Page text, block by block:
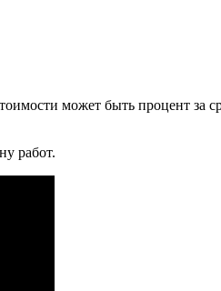
может быть процент за
работ.